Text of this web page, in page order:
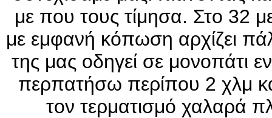
με που τους τίμησα. Στο 32
με εμφανή κόπωση αρχίζει
της μας οδηγεί σε
περπατήσω περίπου 2 χλμ
τον τερματισμό χαλαρά